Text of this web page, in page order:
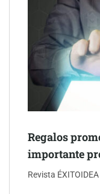
Última llamada: los
Regalos
importante
Revista ÉXITOIDEA